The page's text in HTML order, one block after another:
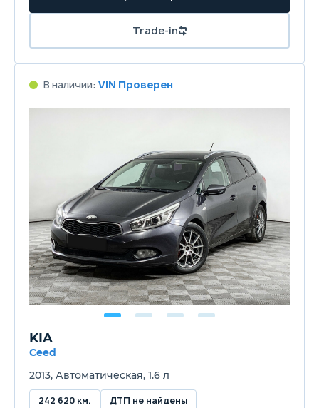
Trade-in
В наличии: VIN Проверен
KIA
Ceed
2013, Автоматическая, 1.6 л
242 620 км. ДТП не найдены